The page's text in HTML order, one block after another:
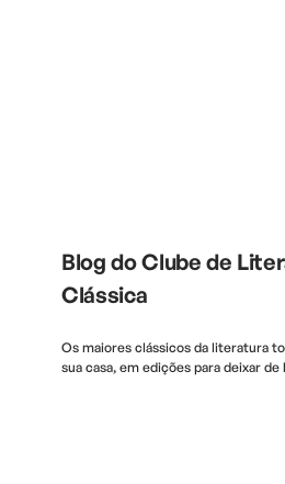
Blog do Clube de
Clássica
Os maiores clássicos da literatura
sua casa, em edições para deixar de